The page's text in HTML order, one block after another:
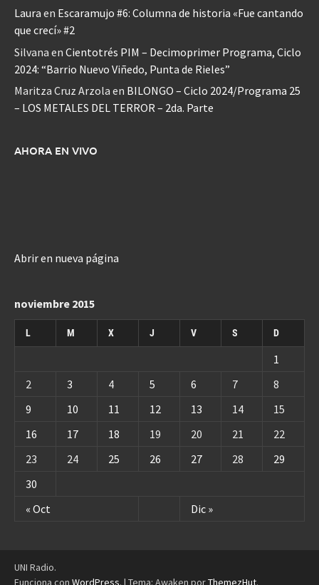
Laura en Escaramujo #6: Columna de historia «Fue cantando
que crecí» #2
Silvana en Cientotrés PIM – Decimoprimer Programa, Ciclo
2024: “Barrio Nuevo Viñedo, Punta de Rieles”
Maritza Cruz Arzola en BILONGO – Ciclo 2024/Programa 25
– LOS METALES DEL TERROR – 2da. Parte
AHORA EN VIVO
Abrir en nueva página
noviembre 2015
L M X J V S D
« Oct Dic »
1
2
3 4 5 6 7
8
9
10 11 12 13 14
15
16
17 18 19 20 21
22
23
24 25 26 27 28
29
30
UNI Radio.
Funciona con WordPress. | Tema: Awaken porThemezHut.